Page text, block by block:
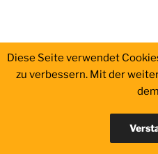
Diese Seite verwendet
zu verbessern. Mit der